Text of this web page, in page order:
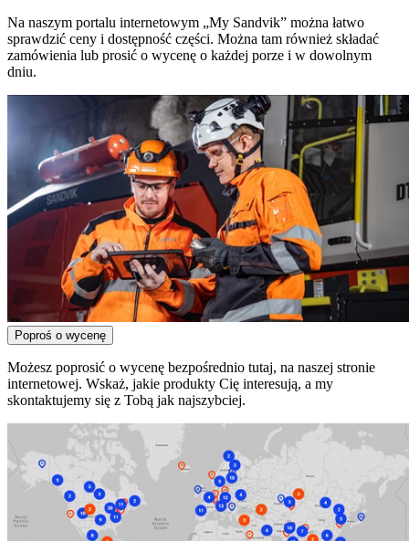
Na naszym portalu internetowym „My Sandvik” można łatwo
sprawdzić ceny i dostępność części. Można tam również składać
zamówienia lub prosić o wycenę o każdej porze i w dowolnym
dniu.
Poproś o wycenę
Możesz poprosić o wycenę bezpośrednio tutaj, na naszej stronie
internetowej. Wskaż, jakie produkty Cię interesują, a my
skontaktujemy się z Tobą jak najszybciej.